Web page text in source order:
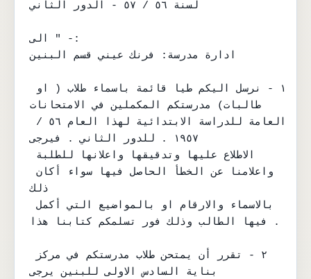
لسنة ٥٦ / ٥٧ - الدور الثاني
الى " -:
ادارة مدرسة: فرنك عيني قسم البنين
طالبات) مدرستكم المكملين في الامتحانات
١٩٥٧ . للدور الثاني . فيرجى
واعلامنا عن الخطأ الحاصل فيها سواء أكان
ذلك
بالاسماء والارقام او بالمواضيع التي أكمل
فيها الطالب وذلك فور تسلمكم كتابنا هذا .
بناية السادس الاولى للبنين يرجى